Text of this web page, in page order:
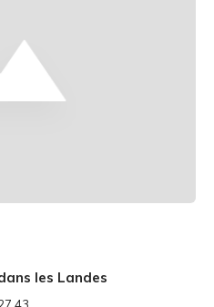
les Landes